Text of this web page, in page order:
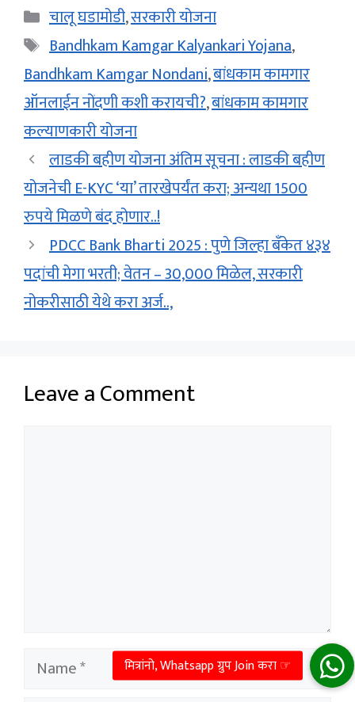
Categories
चालू घडामोडी,सरकारी योजना
Tags
Bandhkam Kamgar Kalyankari Yojana,
Bandhkam Kamgar Nondani,बांधकाम कामगार
ऑनलाईन नोंदणी कशी करायची?,बांधकाम कामगार
कल्याणकारी योजना
लाडकी बहीण योजना अंतिम सूचना : लाडकी बहीण
योजनेची E-KYC ‘या’ तारखेपर्यंत करा; अन्यथा 1500
रुपये मिळणे बंद होणार..!
PDCC Bank Bharti 2025 : पुणे जिल्हा बँकेत ४३४
पदांची मेगा भरती; वेतन – 30,000 मिळेल, सरकारी
नोकरीसाठी येथे करा अर्ज..,
Leave a Comment
Name